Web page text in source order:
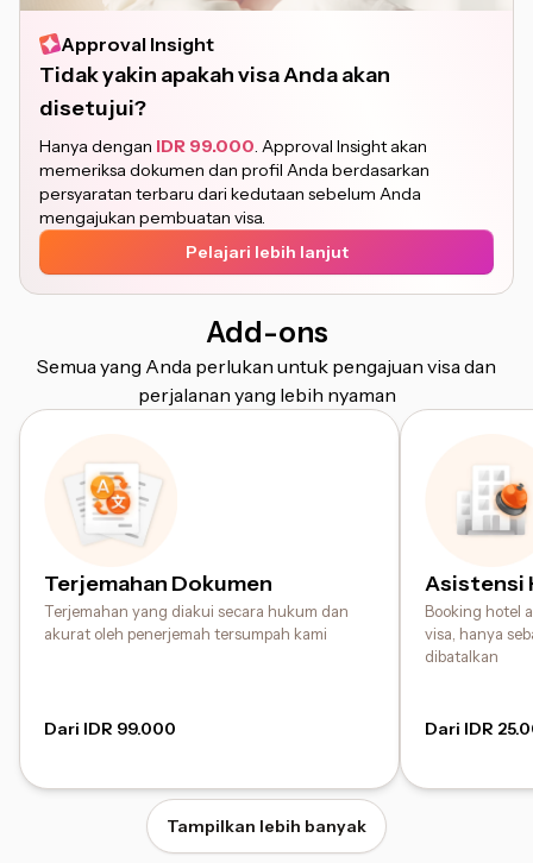
Approval Insight
Tidak yakin apakah visa Anda akan
disetujui?
Hanya dengan IDR 99.000. Approval Insight akan
memeriksa dokumen dan profil Anda berdasarkan
persyaratan terbaru dari kedutaan sebelum Anda
mengajukan pembuatan visa.
Pelajari lebih lanjut
Add-ons
Semua yang Anda perlukan untuk pengajuan visa dan
perjalanan yang lebih nyaman
Terjemahan Dokumen
Terjemahan yang diakui secara hukum dan
akurat oleh penerjemah tersumpah kami
Dari IDR 99.000
Asistensi
Booking hotel
visa, hanya
dibatalkan
Dari IDR
Tampilkan lebih banyak